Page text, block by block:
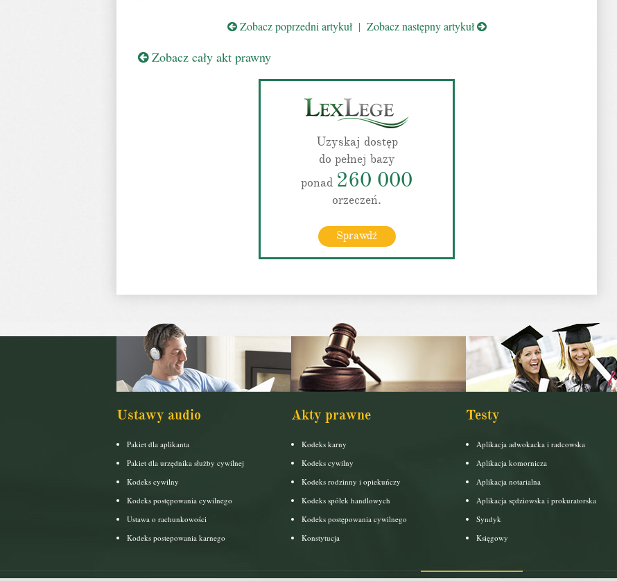
Zobacz poprzedni artykuł| Zobacz następny artykuł
Zobacz cały akt prawny
Uzyskaj dostęp
do pełnej bazy
ponad 260 000
orzeczeń.
Sprawdź
Ustawy audio
Pakiet dla aplikanta
Pakiet dla urzędnika służby cywilnej
Kodeks cywilny
Kodeks postępowania cywilnego
Ustawa o rachunkowości
Kodeks postepowania karnego
Akty prawne
Kodeks karny
Kodeks cywilny
Kodeks rodzinny i opiekuńczy
Kodeks spółek handlowych
Kodeks postępowania cywilnego
Konstytucja
Testy
Aplikacja adwokacka i radcowska
Aplikacja komornicza
Aplikacja notarialna
Aplikacja sędziowska i prokuratorska
Syndyk
Księgowy